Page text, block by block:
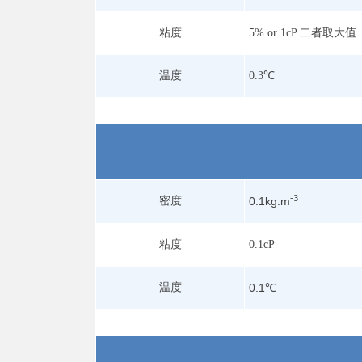
粘度 5% or 1cP 二者取大值
温度 0.3℃
密度 0.1kg.m-3
粘度 0.1cP
温度 0.1℃